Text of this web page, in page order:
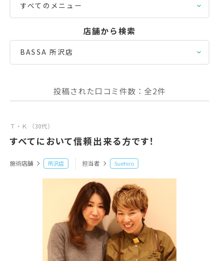
すべてのメニュー
店舗から検索
BASSA 所沢店
投稿された口コミ件数：全2件
Ｔ・Ｋ （30代）
すべてにおいて信頼出来る方です！
施術店舗 所沢店 担当者 Suehiro